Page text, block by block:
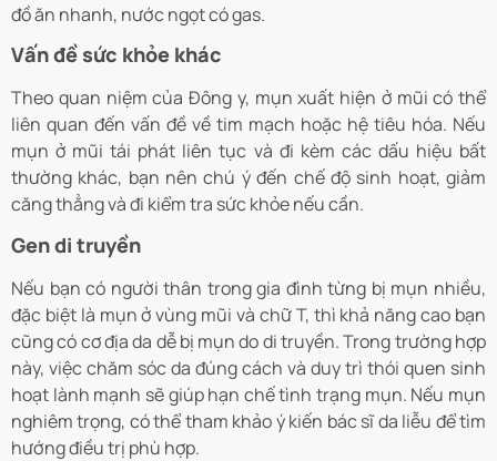
đồ ăn nhanh, nước ngọt có gas.
Vấn đề sức khỏe khác
Theo quan niệm của Đông y, mụn xuất hiện ở mũi có thể
liên quan đến vấn đề về tim mạch hoặc hệ tiêu hóa. Nếu
mụn ở mũi tái phát liên tục và đi kèm các dấu hiệu bất
thường khác, bạn nên chú ý đến chế độ sinh hoạt, giảm
căng thẳng và đi kiểm tra sức khỏe nếu cần.
Gen di truyền
Nếu bạn có người thân trong gia đình từng bị mụn nhiều,
đặc biệt là mụn ở vùng mũi và chữ T, thì khả năng cao bạn
cũng có cơ địa da dễ bị mụn do di truyền. Trong trường hợp
này, việc chăm sóc da đúng cách và duy trì thói quen sinh
hoạt lành mạnh sẽ giúp hạn chế tình trạng mụn. Nếu mụn
nghiêm trọng, có thể tham khảo ý kiến bác sĩ da liễu để tìm
hướng điều trị phù hợp.